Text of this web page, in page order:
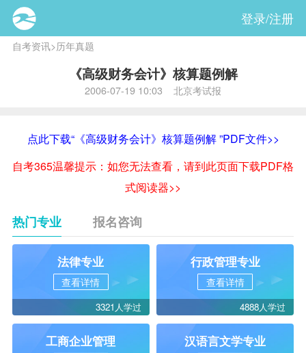
登录/注册
自考资讯>历年真题
《高级财务会计》核算题例解
2006-07-19 10:03 北京考试报
点此下载“《高级财务会计》核算题例解 ”PDF文件>>
自考365温馨提示：如您无法查看，请到此页面下载PDF格
式阅读器>>
热门专业 报名咨询
法律专业
查看详情
3321人学过
行政管理专业
查看详情
4888人学过
工商企业管理 汉语言文学专业